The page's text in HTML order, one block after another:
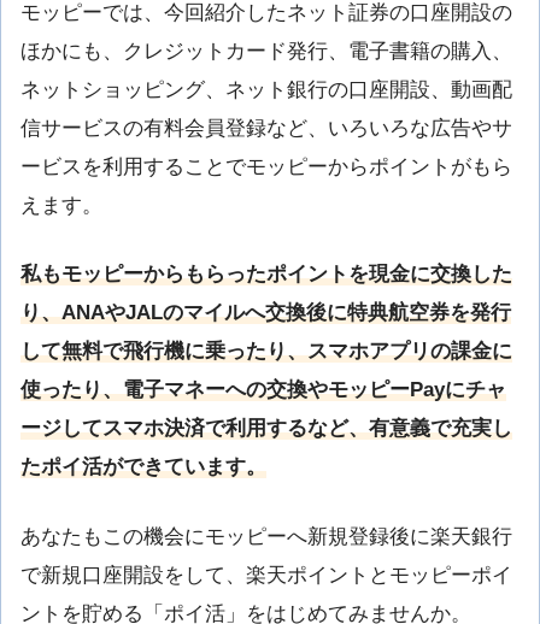
モッピーでは、今回紹介したネット証券の口座開設の
ほかにも、クレジットカード発行、電子書籍の購入、
ネットショッピング、ネット銀行の口座開設、動画配
信サービスの有料会員登録など、いろいろな広告やサ
ービスを利用することでモッピーからポイントがもら
えます。
私もモッピーからもらったポイントを現金に交換した
り、ANAやJALのマイルへ交換後に特典航空券を発行
して無料で飛行機に乗ったり、スマホアプリの課金に
使ったり、電子マネーへの交換やモッピーPayにチャ
ージしてスマホ決済で利用するなど、有意義で充実し
たポイ活ができています。
あなたもこの機会にモッピーへ新規登録後に楽天銀行
で新規口座開設をして、楽天ポイントとモッピーポイ
ントを貯める「ポイ活」をはじめてみませんか。